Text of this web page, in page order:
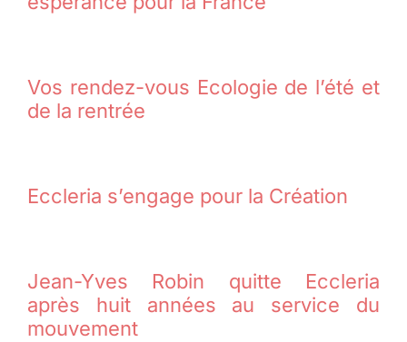
Vos rendez-vous Ecologie de l’été et
de la rentrée
Eccleria s’engage pour la Création
Jean-Yves Robin quitte Eccleria
après huit années au service du
mouvement